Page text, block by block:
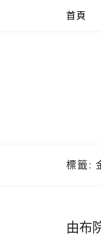
首頁
標籤:
由布